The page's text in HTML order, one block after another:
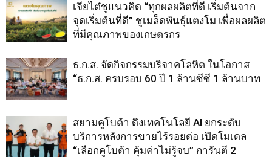
เจียไต๋ชูแนวคิด “ทุกผลผลิตที่ดี เริ่มต้นจาก
จุดเริ่มต้นที่ดี” ชูเมล็ดพันธุ์แตงโม เพื่อผลผลิต
ที่มีคุณภาพของเกษตรกร
ธ.ก.ส. จัดกิจกรรมบริจาคโลหิต ในโอกาส
“ธ.ก.ส. ครบรอบ 60 ปี 1 ล้านซีซี 1 ล้านบาท
สยามคูโบต้า ดึงเทคโนโลยี AI ยกระดับ
บริการหลังการขายไร้รอยต่อ เปิดโมเดล
“เลือกคูโบต้า คุ้มค่าไม่รู้จบ” การันตี 2